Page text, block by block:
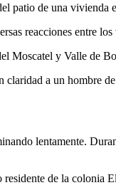
patio de una vivienda
reacciones entre
Moscatel y Valle de
a un hombre
lentamente.
de la colonia